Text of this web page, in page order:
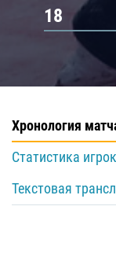
18
Хронология
Статистика
Текстовая